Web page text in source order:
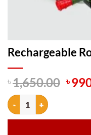
Rechargeable
৳1,650.00
৳
৳
Rechargeable Robots